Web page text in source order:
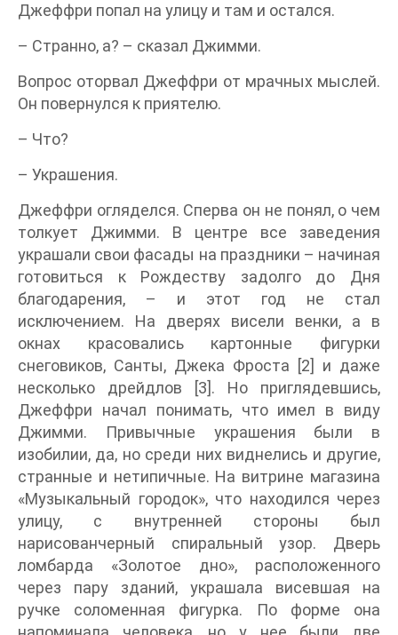
Джеффри попал на улицу и там и остался.
– Странно, а? – сказал Джимми.
Вопрос оторвал Джеффри от мрачных мыслей.
Он повернулся к приятелю.
– Что?
– Украшения.
Джеффри огляделся. Сперва он не понял, о чем
толкует Джимми. В центре все заведения
украшали свои фасады на праздники – начиная
готовиться к Рождеству задолго до Дня
благодарения, – и этот год не стал
исключением. На дверях висели венки, а в
окнах красовались картонные фигурки
снеговиков, Санты, Джека Фроста [2] и даже
несколько дрейдлов [3]. Но приглядевшись,
Джеффри начал понимать, что имел в виду
Джимми. Привычные украшения были в
изобилии, да, но среди них виднелись и другие,
странные и нетипичные. На витрине магазина
«Музыкальный городок», что находился через
улицу, с внутренней стороны был
нарисованчерный спиральный узор. Дверь
ломбарда «Золотое дно», расположенного
через пару зданий, украшала висевшая на
ручке соломенная фигурка. По форме она